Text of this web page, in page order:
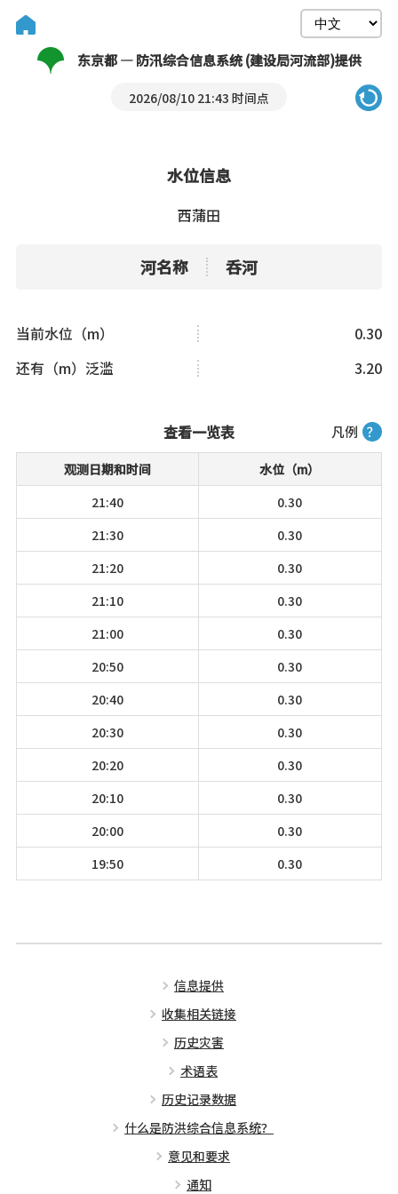
东京都 — 防汛综合信息系统 (建设局河流部)提供
2026/08/10 21:43 时间点
水位信息
西蒲田
河名称 呑河
当前水位（m）
0.30
还有（m）泛滥
3.20
凡例 ？
查看一览表
观测日期和时间
水位（m）
21:40
0.30
21:30
0.30
21:20
0.30
21:10
0.30
21:00
0.30
20:50
0.30
20:40
0.30
20:30
0.30
20:20
0.30
20:10
0.30
20:00
0.30
19:50
0.30
信息提供
收集相关链接
历史灾害
术语表
历史记录数据
什么是防洪综合信息系统？
意见和要求
通知